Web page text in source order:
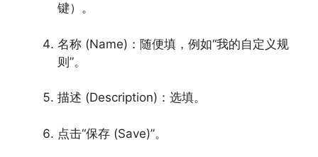
键）。
名称 (Name)：随便填，例如“我的自定义规
则”。
描述 (Description)：选填。
点击“保存 (Save)”。